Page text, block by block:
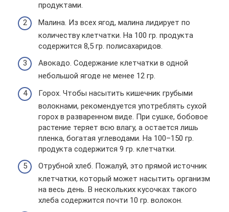
продуктами.
Малина. Из всех ягод, малина лидирует по
количеству клетчатки. На 100 гр. продукта
содержится 8,5 гр. полисахаридов.
Авокадо. Содержание клетчатки в одной
небольшой ягоде не менее 12 гр.
Горох. Чтобы насытить кишечник грубыми
волокнами, рекомендуется употреблять сухой
горох в разваренном виде. При сушке, бобовое
растение теряет всю влагу, а остается лишь
пленка, богатая углеводами. На 100–150 гр.
продукта содержится 9 гр. клетчатки.
Отрубной хлеб. Пожалуй, это прямой источник
клетчатки, который может насытить организм
на весь день. В нескольких кусочках такого
хлеба содержится почти 10 гр. волокон.